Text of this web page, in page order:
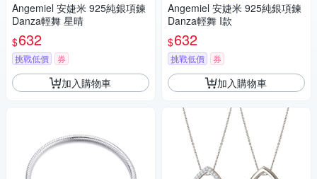
Angemiel 安婕米 925純銀項鍊
Danza輕舞 星晴
$632
挑戰低價 券
加入購物車
Angemiel 安婕米 925純銀項鍊
Danza輕舞 I款
$632
挑戰低價 券
加入購物車